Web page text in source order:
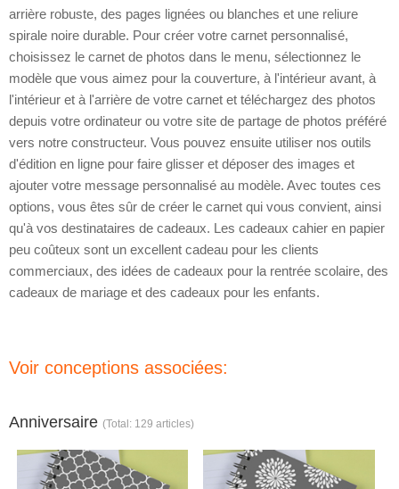
arrière robuste, des pages lignées ou blanches et une reliure
spirale noire durable. Pour créer votre carnet personnalisé,
choisissez le carnet de photos dans le menu, sélectionnez le
modèle que vous aimez pour la couverture, à l'intérieur avant, à
l'intérieur et à l'arrière de votre carnet et téléchargez des photos
depuis votre ordinateur ou votre site de partage de photos préféré
vers notre constructeur. Vous pouvez ensuite utiliser nos outils
d'édition en ligne pour faire glisser et déposer des images et
ajouter votre message personnalisé au modèle. Avec toutes ces
options, vous êtes sûr de créer le carnet qui vous convient, ainsi
qu'à vos destinataires de cadeaux. Les cadeaux cahier en papier
peu coûteux sont un excellent cadeau pour les clients
commerciaux, des idées de cadeaux pour la rentrée scolaire, des
cadeaux de mariage et des cadeaux pour les enfants.
Voir conceptions associées:
Anniversaire (Total: 129 articles)